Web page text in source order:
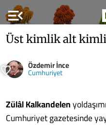
menu_open
Üst kimlik alt
Özdemir İnce
Cumhuriyet
Zülâl Kalkandelen
Cumhuriyet gazetesinde